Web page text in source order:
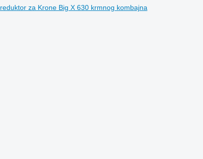
reduktor za Krone Big X 630 krmnog kombajna